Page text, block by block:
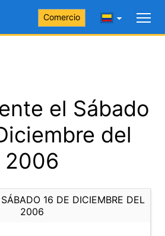
Comercio
el Sábado
del
2006
16 DE DICIEMBRE DEL
2006